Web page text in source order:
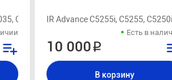
C2230C5030i IR Advance C5255i, C5255,
Есть в
10 000 ₽
В корзину